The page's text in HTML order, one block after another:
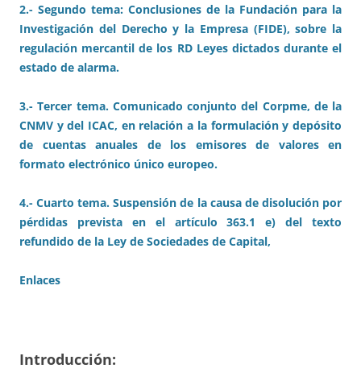
2.- Segundo tema: Conclusiones de la Fundación para la
Investigación del Derecho y la Empresa (FIDE), sobre la
regulación mercantil de los RD Leyes dictados durante el
estado de alarma.
3.- Tercer tema. Comunicado conjunto del Corpme, de la
CNMV y del ICAC, en relación a la formulación y depósito
de cuentas anuales de los emisores de valores en
formato electrónico único europeo.
4.- Cuarto tema. Suspensión de la causa de disolución por
pérdidas prevista en el artículo 363.1 e) del texto
refundido de la Ley de Sociedades de Capital,
Enlaces
Introducción: